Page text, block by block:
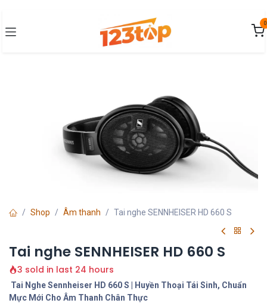
0
Shop Âm thanh Tai nghe SENNHEISER HD 660 S
Tai nghe SENNHEISER HD 660 S
3 sold in last 24 hours
Tai Nghe Sennheiser HD 660 S | Huyền Thoại Tái Sinh, Chuẩn
Mực Mới Cho Âm Thanh Chân Thực